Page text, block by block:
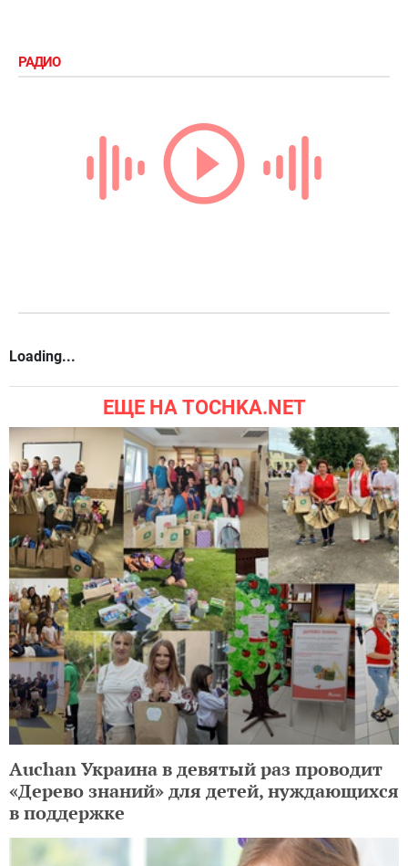
РАДИО
Loading...
ЕЩЕ НА TOCHKA.NET
Auchan Украина в девятый раз проводит
«Дерево знаний» для детей, нуждающихся
в поддержке